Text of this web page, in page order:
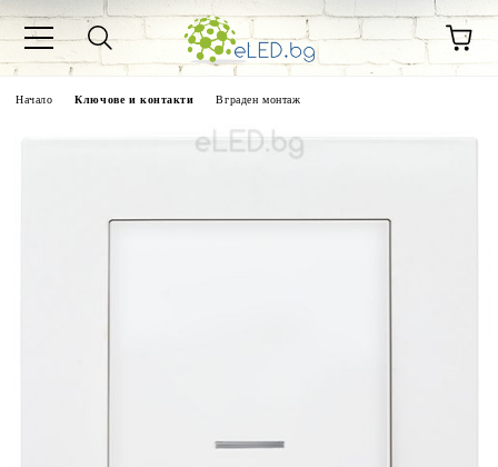
Начало Ключове и контакти Вграден монтаж